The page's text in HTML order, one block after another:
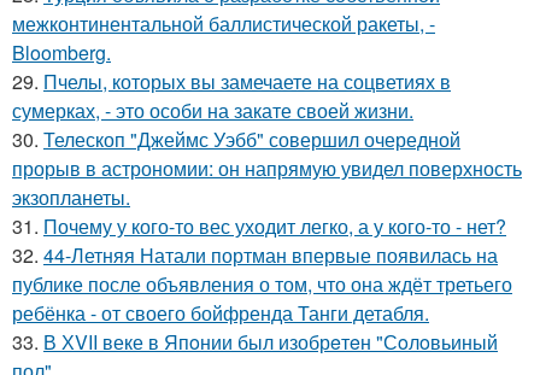
межконтинентальной баллистической ракеты, -
Bloomberg.
29. Пчелы, которых вы замечаете на соцветиях в
сумерках, - это особи на закате своей жизни.
30. Телескоп "Джеймс Уэбб" совершил очередной
прорыв в астрономии: он напрямую увидел поверхность
экзопланеты.
31. Почему у кого-то вес уходит легко, а у кого-то - нет?
32. 44-Летняя Натали портман впервые появилась на
публике после объявления о том, что она ждёт третьего
ребёнка - от своего бойфренда Танги детабля.
33. В ХVII веке в Япoнии был изобрeтeн "Сoлoвьиный